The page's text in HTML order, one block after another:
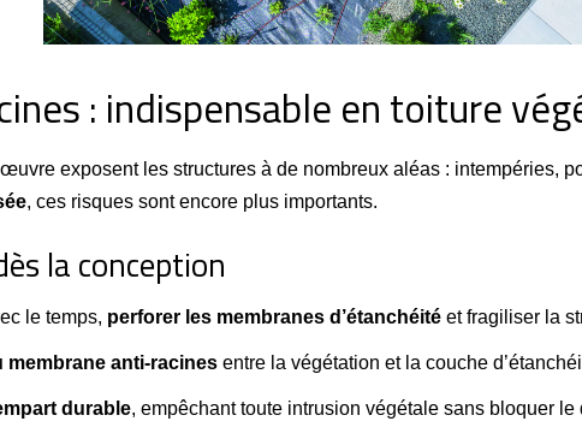
: indispensable en toiture
exposent les structures à de nombreux aléas : intempéries,
, ces risques sont encore plus importants.
la conception
le temps, perforer les membranes d’étanchéité et fragiliser la
membrane anti-racines entre la végétation et la couche
durable, empêchant toute intrusion végétale sans bloquer le